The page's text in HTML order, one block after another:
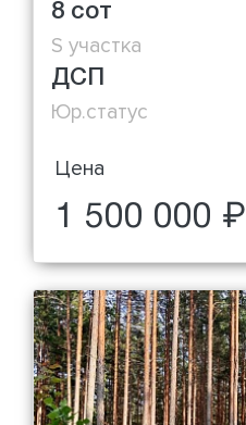
8 сот
S участка
ДСП
Юр.статус
Цена
1 500 000 ₽